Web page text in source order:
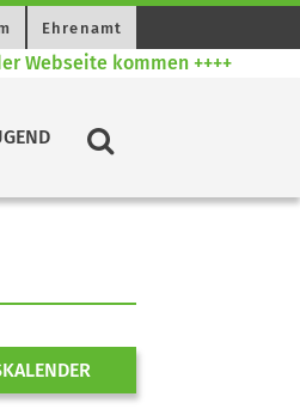
Ehrenamt
kommen ++++